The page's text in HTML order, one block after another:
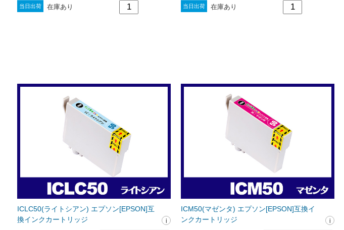
当日出荷 在庫あり 当日出荷 在庫あり
ICLC50(ライトシアン) エプソン[EPSON]互
換インクカートリッジ
ICM50(マゼンタ) エプソン[EPSON]互換イ
ンクカートリッジ